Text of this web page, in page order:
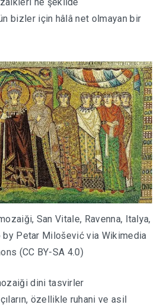
bizler için hâlâ net olmayan bir
San Vitale, Ravenna, Italya,
Petar Milošević via Wikimedia
(CC BY-SA 4.0)
dini tasvirler
özellikle ruhani ve asil